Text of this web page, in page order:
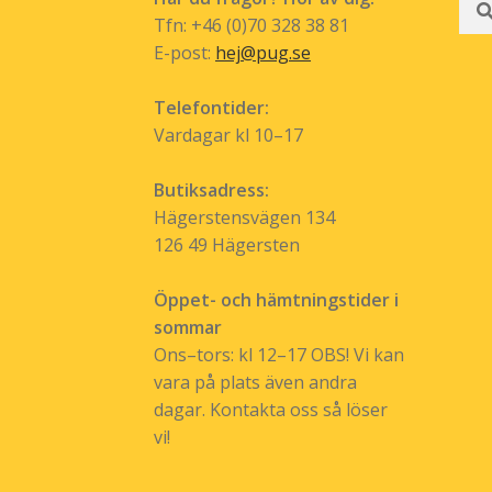
Tfn: +46 (0)70 328 38 81
E-post: hej@pug.se
Telefontider:
Vardagar kl 10–17
Butiksadress:
Hägerstensvägen 134
126 49 Hägersten
Öppet- och hämtningstider i
sommar
Ons–tors: kl 12–17 OBS! Vi kan
vara på plats även andra
dagar. Kontakta oss så löser
vi!